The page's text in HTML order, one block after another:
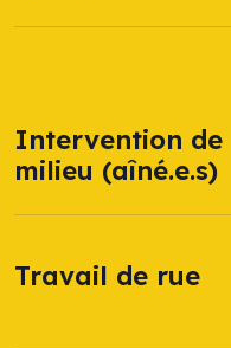
Intervention de
milieu (aîné.e.s)
Travail de rue